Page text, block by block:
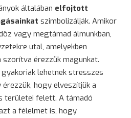
általában elfojtott
szimbolizálják. Amikor
vagy megtámad álmunkban,
utal, amelyekben
érezzük magunkat.
lehetnek stresszes
hogy elveszítjük a
területei felett. A támadó
a félelmet is, hogy